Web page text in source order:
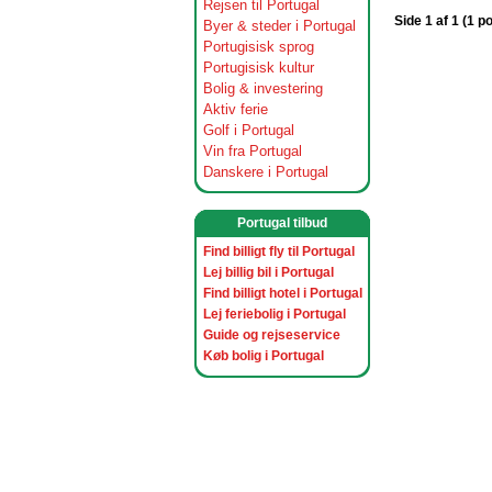
Rejsen til Portugal
Byer & steder i Portugal
Portugisisk sprog
Portugisisk kultur
Bolig & investering
Aktiv ferie
Golf i Portugal
Vin fra Portugal
Danskere i Portugal
Portugal tilbud
Find billigt fly til Portugal
Lej billig bil i Portugal
Find billigt hotel i Portugal
Lej feriebolig i Portugal
Guide og rejseservice
Køb bolig i Portugal
Side 1 af 1 (1